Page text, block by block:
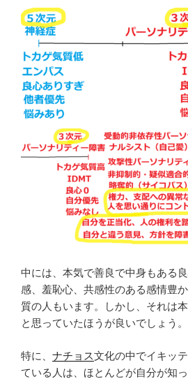
中には、本気で善良で中身もある
感、羞恥心、共感性のある感情豊
質の人もいます。しかし、それは
と思っていたほうが良いでしょう。
特に、 ナチョス文化の中でイキッ
ている人は、ほとんどが自分が知